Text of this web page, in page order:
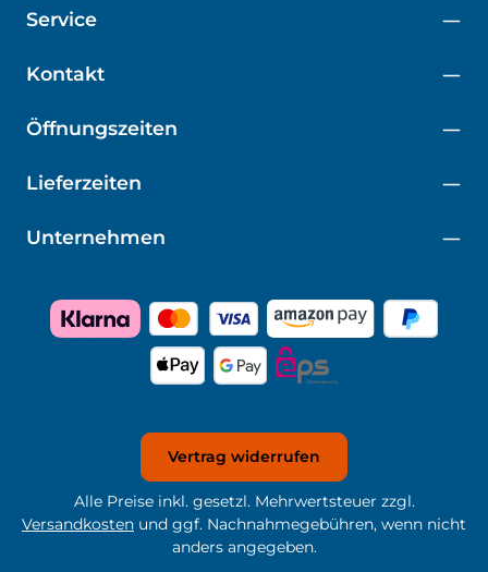
Kontakt
Öffnungszeiten
Service
Unternehmen
Lieferzeiten
Vertrag widerrufen
Alle Preise inkl. gesetzl. Mehrwertsteuer zzgl.
Versandkosten und ggf. Nachnahmegebühren, wenn nicht
anders angegeben.